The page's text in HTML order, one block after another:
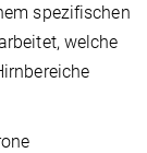
spezifischen
welche